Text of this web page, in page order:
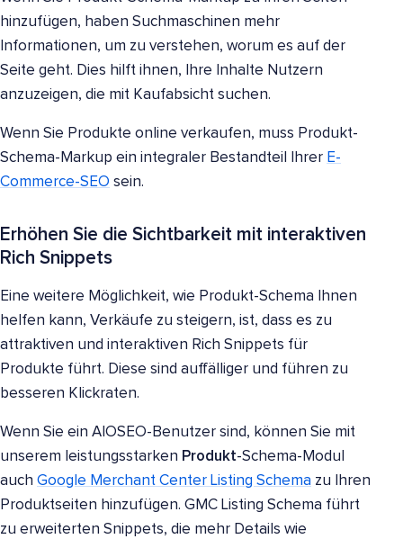
hinzufügen, haben Suchmaschinen mehr
Informationen, um zu verstehen, worum es auf der
Seite geht. Dies hilft ihnen, Ihre Inhalte Nutzern
anzuzeigen, die mit Kaufabsicht suchen.
Wenn Sie Produkte online verkaufen, muss Produkt-
Schema-Markup ein integraler Bestandteil Ihrer E-
Commerce-SEO sein.
Erhöhen Sie die Sichtbarkeit mit interaktiven
Rich Snippets
Eine weitere Möglichkeit, wie Produkt-Schema Ihnen
helfen kann, Verkäufe zu steigern, ist, dass es zu
attraktiven und interaktiven Rich Snippets für
Produkte führt. Diese sind auffälliger und führen zu
besseren Klickraten.
Wenn Sie ein AIOSEO-Benutzer sind, können Sie mit
unserem leistungsstarken Produkt-Schema-Modul
auch Google Merchant Center Listing Schema zu Ihren
Produktseiten hinzufügen. GMC Listing Schema führt
zu erweiterten Snippets, die mehr Details wie